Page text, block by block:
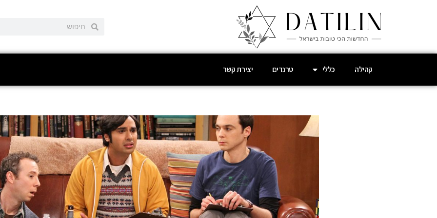
קהילה כללי טרנדים יצירת קשר